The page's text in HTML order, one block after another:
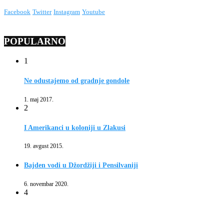
Facebook Twitter Instagram Youtube
POPULARNO
1
Ne odustajemo od gradnje gondole
1. maj 2017.
2
I Amerikanci u koloniji u Zlakusi
19. avgust 2015.
Bajden vodi u Džordžiji i Pensilvaniji
6. novembar 2020.
4